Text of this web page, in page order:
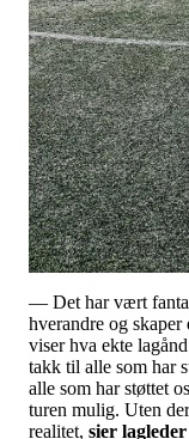
— Det har vært
hverandre og
viser hva ekte
takk til alle som har
alle som har støttet
turen mulig. Uten
realitet, sier